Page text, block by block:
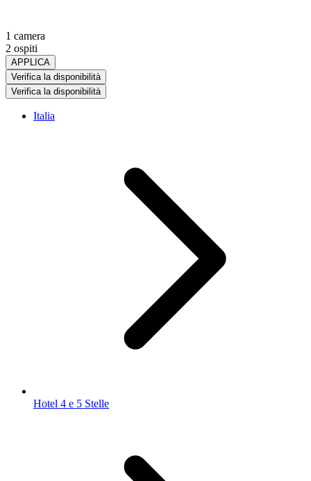
1 camera
2 ospiti
APPLICA
Verifica la disponibilità
Verifica la disponibilità
Italia
Hotel 4 e 5 Stelle